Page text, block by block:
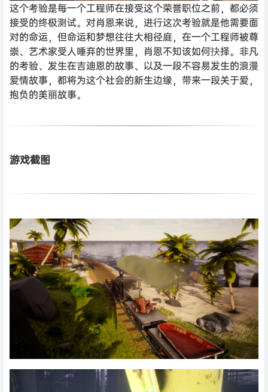
这个考验是每一个工程师在接受这个荣誉职位之前，都必须
接受的终极测试。对肖恩来说，进行这次考验就是他需要面
对的命运，但命运和梦想往往大相径庭，在一个工程师被尊
崇、艺术家受人唾弃的世界里，肖恩不知该如何抉择。非凡
的考验、发生在吉迪恩的故事、以及一段不容易发生的浪漫
爱情故事，都将为这个社会的新生边缘，带来一段关于爱，
抱负的美丽故事。
游戏截图